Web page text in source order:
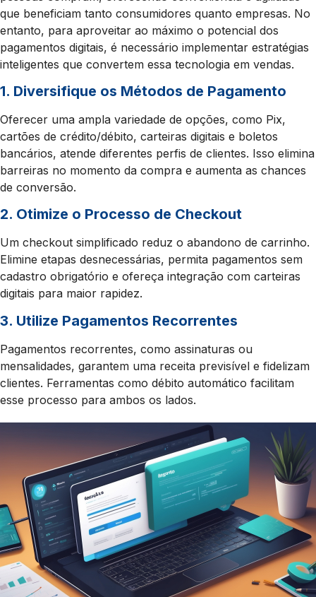
que beneficiam tanto consumidores quanto empresas. No
entanto, para aproveitar ao máximo o potencial dos
pagamentos digitais, é necessário implementar estratégias
inteligentes que convertem essa tecnologia em vendas.
1. Diversifique os Métodos de Pagamento
Oferecer uma ampla variedade de opções, como Pix,
cartões de crédito/débito, carteiras digitais e boletos
bancários, atende diferentes perfis de clientes. Isso elimina
barreiras no momento da compra e aumenta as chances
de conversão.
2. Otimize o Processo de Checkout
Um checkout simplificado reduz o abandono de carrinho.
Elimine etapas desnecessárias, permita pagamentos sem
cadastro obrigatório e ofereça integração com carteiras
digitais para maior rapidez.
3. Utilize Pagamentos Recorrentes
Pagamentos recorrentes, como assinaturas ou
mensalidades, garantem uma receita previsível e fidelizam
clientes. Ferramentas como débito automático facilitam
esse processo para ambos os lados.